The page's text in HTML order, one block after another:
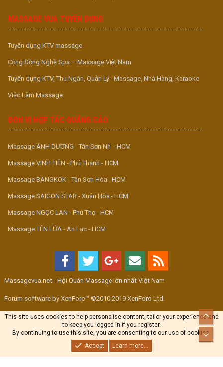
MASSAGE VUA TUYỂN DỤNG
Tuyển dụng KTV massage
Cộng Đồng Nghề Spa – Massage Việt Nam
Tuyển dụng KTV, Thu Ngân, Quản Lý - Massage, Nhà Hàng, Karaoke
Việc Làm Massage
ĐƠN VỊ HỢP TÁC QUẢNG CÁO
Massage ÁNH DƯƠNG - Tân Sơn Nhì - HCM
Massage VINH TIÊN - Phú Thạnh - HCM
Massage BANGKOK - Tân Sơn Hòa - HCM
Massage SAIGON STAR - Xuân Hòa - HCM
Massage NGỌC LAN - Phú Thọ - HCM
Massage TÊN LỬA - An Lạc - HCM
Massagevua.net - Hội Quán Massage lớn nhất Việt Nam
Forum software by XenForo™ ©2010-2019 XenForo Ltd.
This site uses cookies to help personalise content, tailor your experience and
to keep you logged in if you register.
By continuing to use this site, you are consenting to our use of cookies.
Accept
Learn more...
Top